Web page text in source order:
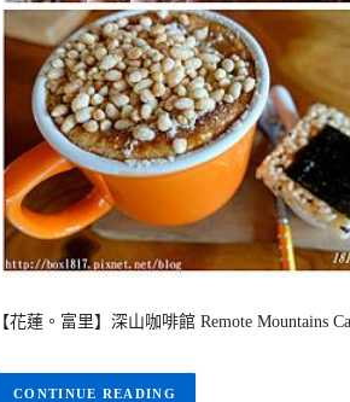
【花蓮。富里】深山咖啡館 Remote
CONTINUE READING